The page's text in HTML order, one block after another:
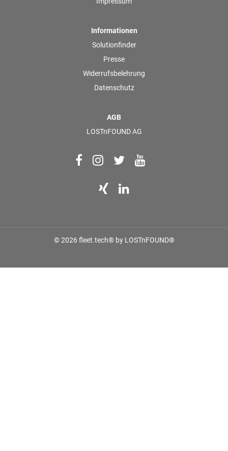
Informationen
Solutionfinder
Presse
Widerrufsbelehrung
Datenschutz
AGB
LOSTnFOUND AG
© 2026 fleet.tech® by LOSTnFOUND®